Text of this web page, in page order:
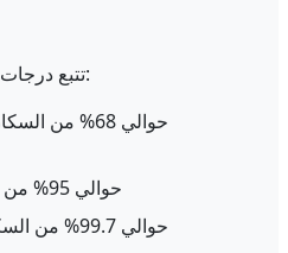
تتبع درجات الذكاء توزيعاً طبيعياً، المعروف أيضاً باسم منحنى الجرس. في هذا التوزيع:
حوالي 95% من السكان يحصلون على درجات بين 70 و130 (ضمن انحرافين معياريين)
حوالي 99.7% من السكان يحصلون على درجات بين 55 و145 (ضمن ثلاثة انحرافات معيارية)